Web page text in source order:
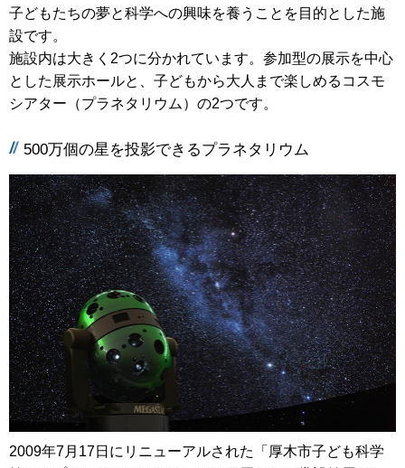
子どもたちの夢と科学への興味を養うことを目的とした施
設です。
施設内は大きく2つに分かれています。参加型の展示を中心
とした展示ホールと、子どもから大人まで楽しめるコスモ
シアター（プラネタリウム）の2つです。
500万個の星を投影できるプラネタリウム
2009年7月17日にリニューアルされた「厚木市子ども科学